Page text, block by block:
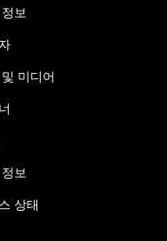
보
미디어
보
상태